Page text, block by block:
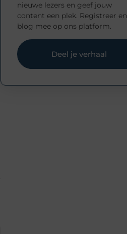
nieuwe lezers en geef jouw
content een plek. Registreer en
blog mee op ons platform.
Deel je verhaal